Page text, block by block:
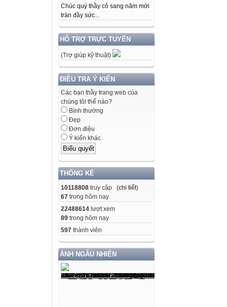
Chúc quý thầy cô sang năm mới
tràn đầy sức...
HỖ TRỢ TRỰC TUYẾN
(Trợ giúp kỹ thuật)
ĐIỀU TRA Ý KIẾN
Các bạn thầy trang web của
chúng tôi thế nào?
Bình thường
Đẹp
Đơn điệu
Ý kiến khác
THỐNG KÊ
10118808 truy cập (chi tiết)
67 trong hôm nay
22488614 lượt xem
89 trong hôm nay
597 thành viên
ẢNH NGẪU NHIÊN